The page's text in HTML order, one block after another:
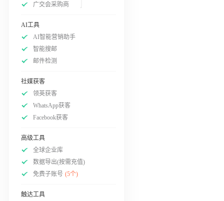
广交会采购商
AI工具
AI智能营销助手
智能搜邮
邮件检测
社媒获客
领英获客
WhatsApp获客
Facebook获客
高级工具
全球企业库
数据导出(按需充值)
免费子账号 (5个)
触达工具